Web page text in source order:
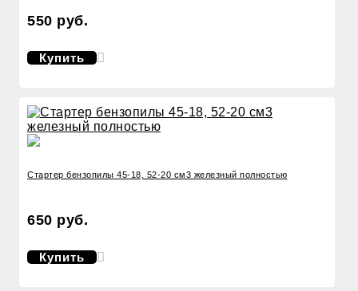
550 руб.
Купить
Стартер бензопилы 45-18, 52-20 см3 железный полностью
650 руб.
Купить